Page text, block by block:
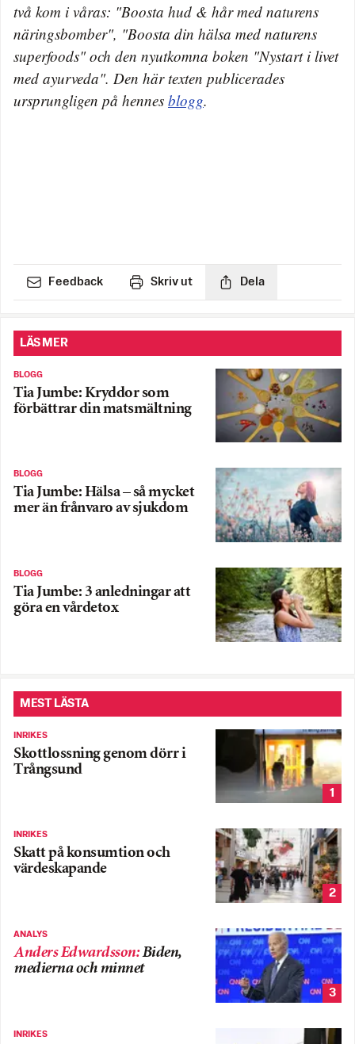
två kom i våras: "Boosta hud & hår med naturens
näringsbomber", "Boosta din hälsa med naturens
superfoods" och den nyutkomna boken "Nystart i livet
med ayurveda". Den här texten publicerades
ursprungligen på hennes blogg.
Feedback Skriv ut Dela
LÄS MER
BLOGG
Tia Jumbe: Kryddor som
förbättrar din matsmältning
BLOGG
Tia Jumbe: Hälsa – så mycket
mer än frånvaro av sjukdom
BLOGG
Tia Jumbe: 3 anledningar att
göra en vårdetox
MEST LÄSTA
INRIKES
Skottlossning genom dörr i
Trångsund
1
INRIKES
Skatt på konsumtion och
värdeskapande
2
ANALYS
Anders Edwardsson:Biden,
medierna och minnet
3
INRIKES